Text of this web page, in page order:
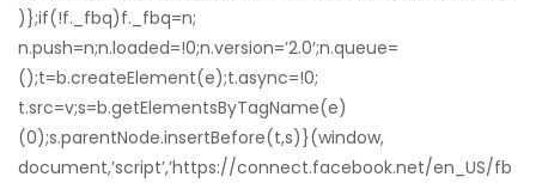
)};if(!f._fbq)f._fbq=n;
n.push=n;n.loaded=!0;n.version=’2.0′;n.queue=
();t=b.createElement(e);t.async=!0;
t.src=v;s=b.getElementsByTagName(e)
(0);s.parentNode.insertBefore(t,s)}(window,
document,’script’,’https://connect.facebook.net/en_US/fb